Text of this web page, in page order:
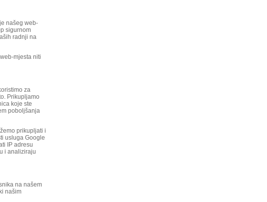
našeg web-
sigurnom
radnji na
mjesta niti
za
Prikupljamo
koje ste
poboljšanja
prikupljati i
usluga Google
IP adresu
i analiziraju
na našem
našim